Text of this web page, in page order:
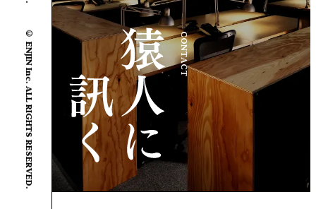
© ENJIN Inc. ALL RIGHTS RESERVED. CONTACT